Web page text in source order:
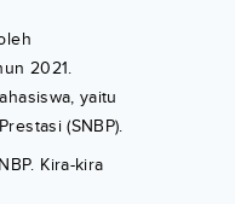
2021.
yaitu
(SNBP).
Kira-kira